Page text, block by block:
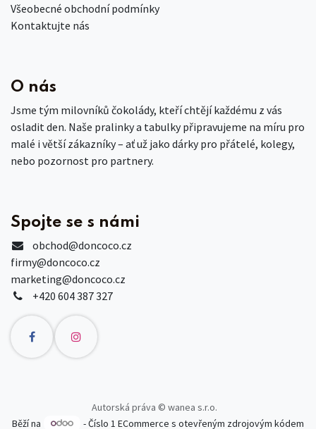
Všeobecné obchodní podmínky
Kontaktujte nás
O nás
Jsme tým milovníků čokolády, kteří chtějí každému z vás
osladit den. Naše pralinky a tabulky připravujeme na míru pro
malé i větší zákazníky – ať už jako dárky pro přátelé, kolegy,
nebo pozornost pro partnery.
Spojte se s námi
obchod@doncoco.cz
firmy@doncoco.cz
marketing@doncoco.cz
+420 604 387 327
Autorská práva © wanea s.r.o.
Běží na
- Číslo 1ECommerce s otevřeným zdrojovým kódem